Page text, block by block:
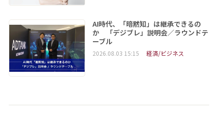
AI時代、「暗黙知」は継承できるの
か 「デジブレ」説明会／ラウンドテ
ーブル
2026.08.03 15:15 経済/ビジネス